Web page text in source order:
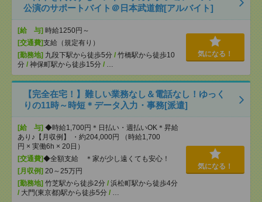
公演のサポートバイト＠日本武道館[アルバイト]
[給 与] 時給1250円～
[交通費]支給（規定有り）
[勤務地] 九段下駅から徒歩5分 / 竹橋駅から徒歩10
分 / 神保町駅から徒歩15分 / …
気になる！
【完全在宅！】難しい業務なし＆電話なし！ゆっく
りの11時～時短＊データ入力・事務[派遣]
[給 与] ◆時給1,700円＊日払い・週払いOK＊昇給
あり♪【月収例】 ・約204,000円 （時給1,700
円 × 実働6h × 20日）
[交通費]◆全額支給 ＊家が少し遠くても安心！
[月収例] 20～25万円
[勤務地] 竹芝駅から徒歩2分 / 浜松町駅から徒歩4分
/ 大門(東京都)駅から徒歩5分 / …
気になる！